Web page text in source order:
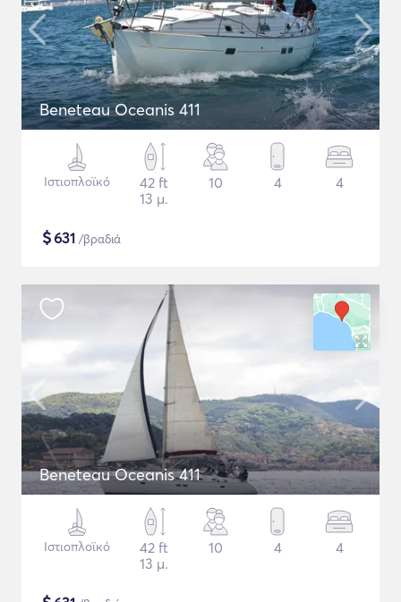
Beneteau Oceanis 411
Ιστιοπλοϊκό
42 ft
13 μ.
10 4 4
$631 /βραδιά
Beneteau Oceanis 411
Ιστιοπλοϊκό
42 ft
13 μ.
10 4 4